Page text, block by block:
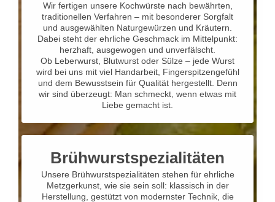
Wir fertigen unsere Kochwürste nach bewährten,
traditionellen Verfahren – mit besonderer Sorgfalt
und ausgewählten Naturgewürzen und Kräutern.
Dabei steht der ehrliche Geschmack im Mittelpunkt:
herzhaft, ausgewogen und unverfälscht.
Ob Leberwurst, Blutwurst oder Sülze – jede Wurst
wird bei uns mit viel Handarbeit, Fingerspitzengefühl
und dem Bewusstsein für Qualität hergestellt. Denn
wir sind überzeugt: Man schmeckt, wenn etwas mit
Liebe gemacht ist.
Brühwurstspezialitäten
Unsere Brühwurstspezialitäten stehen für ehrliche
Metzgerkunst, wie sie sein soll: klassisch in der
Herstellung, gestützt von modernster Technik, die